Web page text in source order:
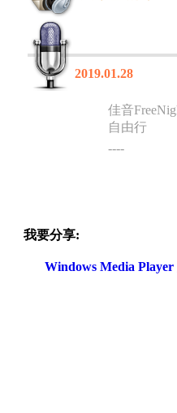
2019.01.28
佳音
自由行
----
我要分享:
Windows Media